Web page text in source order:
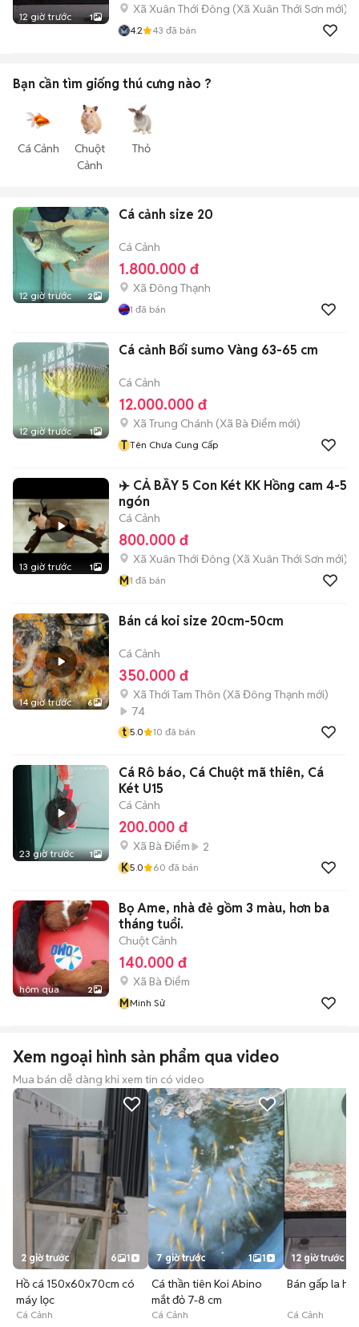
12 giờ trước 1
Xã Xuân Thới Đông (Xã Xuân Thới Sơn mới)
4.2 43 đã bán
Bạn cần tìm giống thú cưng nào ?
Cá Cảnh
Chuột
Cảnh
Thỏ
12 giờ trước 2
Cá cảnh size 20
Cá Cảnh
1.800.000 đ
Xã Đông Thạnh
1 đã bán
12 giờ trước 1
Cá cảnh Bối sumo Vàng 63-65 cm
Cá Cảnh
12.000.000 đ
Xã Trung Chánh (Xã Bà Điểm mới)
T Tên Chưa Cung Cấp
13 giờ trước 1
✈️ CẢ BẦY 5 Con Két KK Hồng cam 4-5
ngón
Cá Cảnh
800.000 đ
Xã Xuân Thới Đông (Xã Xuân Thới Sơn mới)
M1 đã bán
14 giờ trước 6
Bán cá koi size 20cm-50cm
Cá Cảnh
350.000 đ
Xã Thới Tam Thôn (Xã Đông Thạnh mới)
74
t 5.0 10 đã bán
23 giờ trước 1
Cá Rô báo, Cá Chuột mã thiên, Cá
Két U15
Cá Cảnh
200.000 đ
Xã Bà Điểm
2
K5.0 60 đã bán
hôm qua 2
Bọ Ame, nhà đẻ gồm 3 màu, hơn ba
tháng tuổi.
Chuột Cảnh
140.000 đ
Xã Bà Điểm
MMinh Sử
Xem ngoại hình sản phẩm qua video
Mua bán dễ dàng khi xem tin có video
2 giờ trước 6 1
Hồ cá 150x60x70cm có
máy lọc
Cá Cảnh
7 giờ trước 1 1
Cá thần tiên Koi Abino
mắt đỏ 7-8 cm
Cá Cảnh
12 giờ trước
Bán gấp la
Cá Cảnh